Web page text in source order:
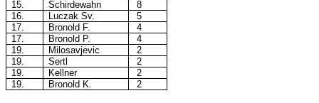
15.
Schirdewahn
8
16.
Luczak Sv.
5
17.
Bronold F.
4
17.
Bronold P.
4
19.
Milosavjevic
2
19.
Sertl
2
19.
Kellner
2
19.
Bronold K. 2